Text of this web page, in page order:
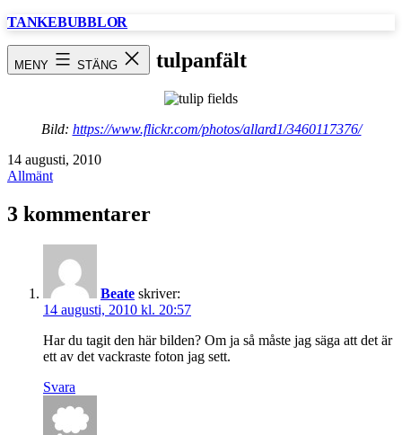
Hoppa
TANKEBUBBLOR
MENY STÄNG tulpanfält
Bild: https://www.flickr.com/photos/allard1/3460117376/
Publicerat
den
14 augusti, 2010
Kategoriserat
Allmänt
3 kommentarer
Beate skriver:
14 augusti, 2010 kl. 20:57
Har du tagit den här bilden? Om ja så måste jag säga att det är
ett av det vackraste foton jag sett.
Svara